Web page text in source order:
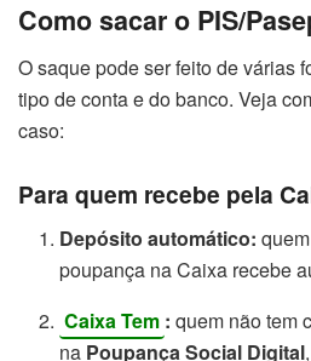
Como sacar o PIS/
O saque pode ser feito de várias
tipo de conta e do banco. Veja
caso:
Para quem recebe pela
Depósito automático:
poupança na Caixa recebe
Caixa Tem : quem não tem
na Poupança Social Digital